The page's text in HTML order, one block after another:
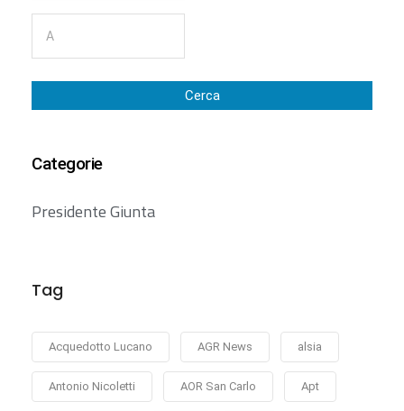
Cerca
Categorie
Presidente Giunta
Tag
Acquedotto Lucano AGR News alsia
Antonio Nicoletti AOR San Carlo Apt